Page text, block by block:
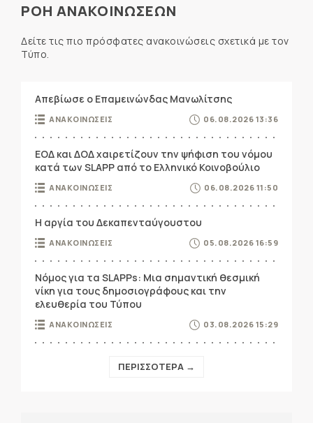
ΡΟΗ ΑΝΑΚΟΙΝΩΣΕΩΝ
Δείτε τις πιο πρόσφατες ανακοινώσεις σχετικά με τον
Τύπο.
Απεβίωσε ο Επαμεινώνδας Μανωλίτσης
ΑΝΑΚΟΙΝΩΣΕΙΣ 06.08.2026 13:36
ΕΟΔ και ΔΟΔ χαιρετίζουν την ψήφιση του νόμου
κατά των SLAPP από το Ελληνικό Κοινοβούλιο
ΑΝΑΚΟΙΝΩΣΕΙΣ 06.08.2026 11:50
Η αργία του Δεκαπενταύγουστου
ΑΝΑΚΟΙΝΩΣΕΙΣ 05.08.2026 16:59
Νόμος για τα SLAPPs: Μια σημαντική θεσμική
νίκη για τους δημοσιογράφους και την
ελευθερία του Τύπου
ΑΝΑΚΟΙΝΩΣΕΙΣ 03.08.2026 15:29
ΠΕΡΙΣΣΟΤΕΡΑ →